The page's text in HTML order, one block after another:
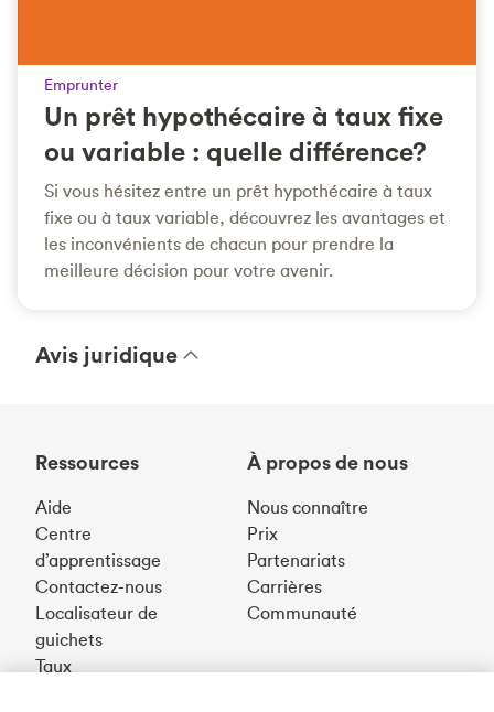
Emprunter
Un prêt hypothécaire à taux fixe
ou variable : quelle différence?
Si vous hésitez entre un prêt hypothécaire à taux
fixe ou à taux variable, découvrez les avantages et
les inconvénients de chacun pour prendre la
meilleure décision pour votre avenir.
Avis juridique
Ressources
Aide
Centre
d’apprentissage
Contactez-nous
Localisateur de
guichets
Taux
À propos de nous
Nous connaître
Prix
Partenariats
Carrières
Communauté